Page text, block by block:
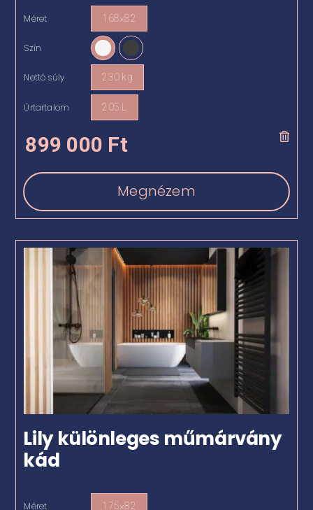
Méret 168×82
Szín
Nettó súly 230 kg
Űrtartalom 205 L
899 000 Ft
Megnézem
Lily különleges műmárvány
kád
Méret 175×82